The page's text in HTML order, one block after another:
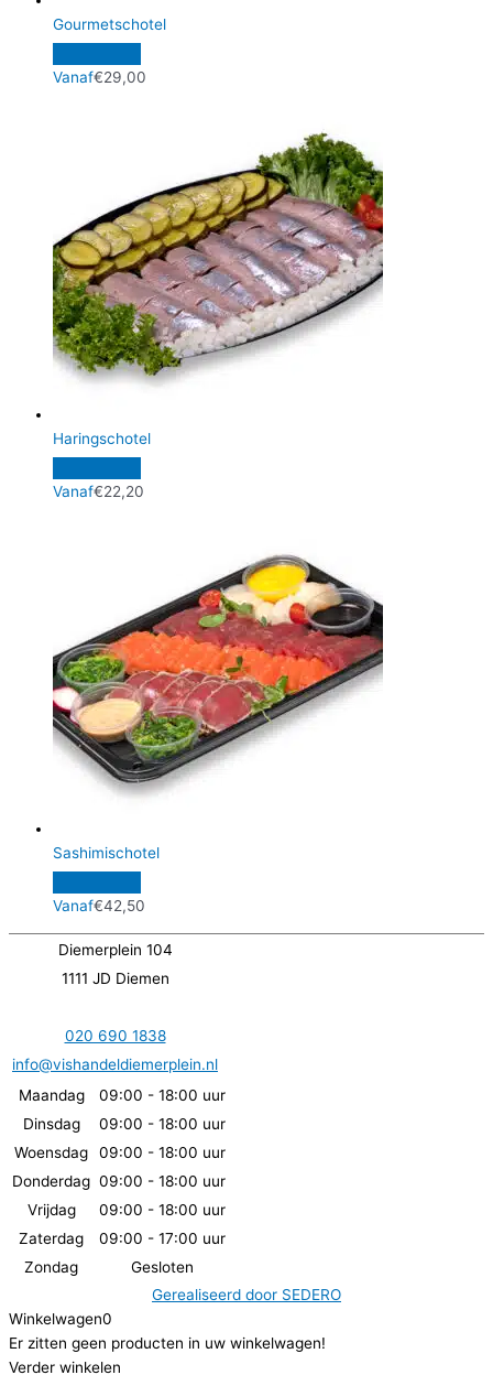
Gourmetschotel
Vanaf€29,00
Haringschotel
Vanaf€22,20
Sashimischotel
Vanaf€42,50
Diemerplein 104
1111 JD Diemen
020 690 1838
info@vishandeldiemerplein.nl
Maandag
09:00 - 18:00 uur
Dinsdag
09:00 - 18:00 uur
Woensdag
09:00 - 18:00 uur
Donderdag 09:00 - 18:00 uur
Vrijdag
09:00 - 18:00 uur
Zaterdag
09:00 - 17:00 uur
Zondag
Gesloten
Gerealiseerd door SEDERO
Winkelwagen0
Er zitten geen producten in uw winkelwagen!
Verder winkelen